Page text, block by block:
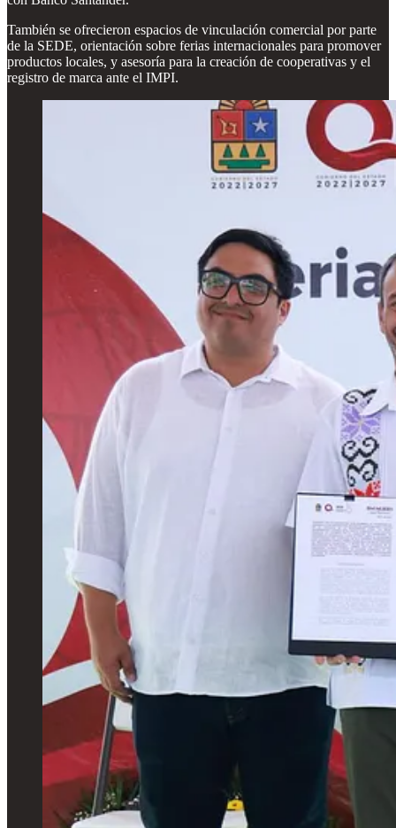
También se ofrecieron espacios de vinculación comercial por parte
de la SEDE, orientación sobre ferias internacionales para promover
productos locales, y asesoría para la creación de cooperativas y el
registro de marca ante el IMPI.